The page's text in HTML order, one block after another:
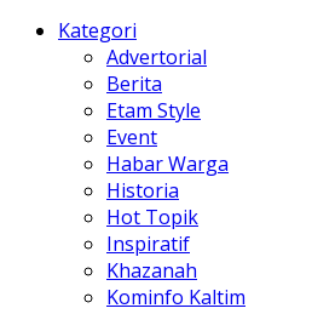
Kategori
Advertorial
Berita
Etam Style
Event
Habar Warga
Historia
Hot Topik
Inspiratif
Khazanah
Kominfo Kaltim